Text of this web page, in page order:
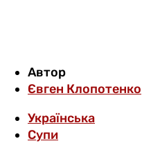
Автор
Євген Клопотенко
Українська
Супи